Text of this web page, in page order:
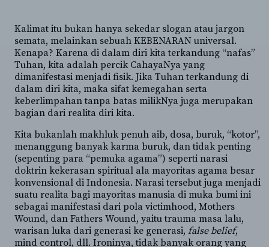
Kalimat itu bukan hanya sekedar slogan atau jargon
semata, melainkan sebuah KEBENARAN universal.
Kenapa? Karena di dalam diri kita terkandung “nafas”
Tuhan, kita adalah percik CahayaNya yang
dimanifestasi menjadi fisik. Jika Tuhan terkandung di
dalam diri kita, maka sifat kemegahan serta
keberlimpahan tanpa batas milikNya juga merupakan
bagian dari realita diri kita.
Kita bukanlah makhluk penuh aib, dosa, buruk, “kotor”,
menanggung banyak karma buruk, dan tidak penting
(sepenting para “pemuka agama”) seperti narasi
doktrin kekerasan spiritual ala mayoritas agama besar
konvensional di Indonesia. Narasi tersebut juga menjadi
suatu realita bagi mayoritas manusia di muka bumi ini
sebagai manifestasi dari pola victimhood, Mothers
Wound, dan Fathers Wound, yaitu trauma masa lalu,
warisan luka dari generasi ke generasi,false belief,
mind control, dll. Ironinya, tidak banyak orang yang